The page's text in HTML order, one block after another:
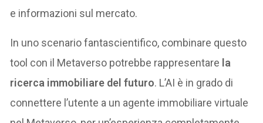
e informazioni sul mercato.
In uno scenario fantascientifico, combinare questo
tool con il Metaverso potrebbe rappresentare la
ricerca immobiliare del futuro. L’AI è in grado di
connettere l’utente a un agente immobiliare virtuale